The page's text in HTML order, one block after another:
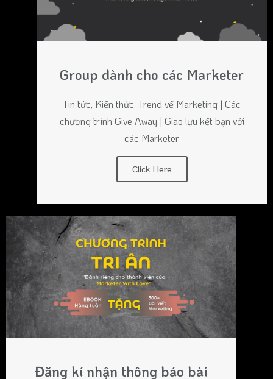
Group dành cho các Marketer
Tin tức, Kiến thức, Trend về Marketing | Các
chương trình Give Away | Giao lưu kết bạn với
các Marketer
Click Here
Đăng kí nhận thông báo bài